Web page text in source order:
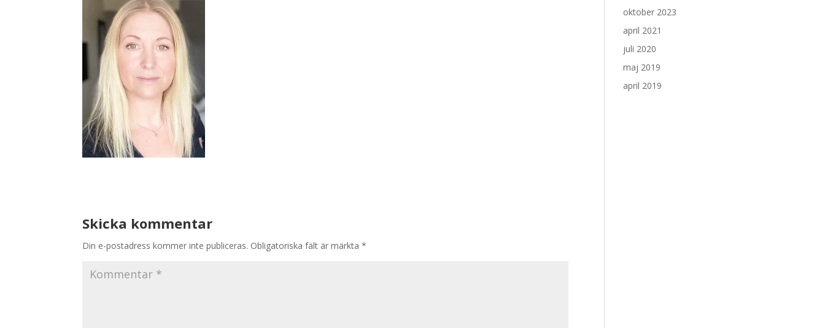
Skicka kommentar
Din e-postadress kommer inte publiceras. Obligatoriska fält är märkta*
oktober 2023
april 2021
juli 2020
maj 2019
april 2019